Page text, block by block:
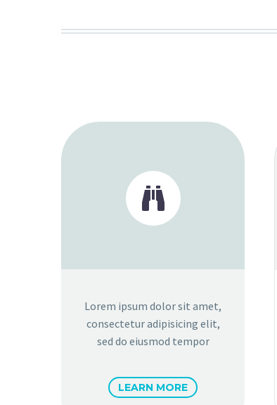
Lorem ipsum dolor sit amet,
consectetur adipisicing elit,
sed do eiusmod tempor
LEARN MORE